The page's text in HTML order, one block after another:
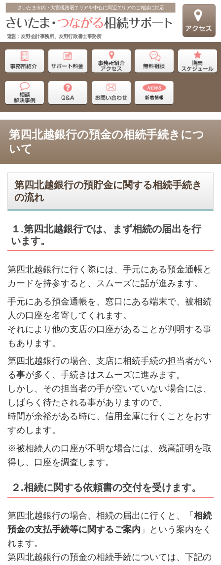
さいたま市内・大宮税務署エリアを中心に周辺エリアのご相談に対応
運営：友野会計事務所、友野行政書士事務所
第四北越銀行の預金の相続手続きにつ
いて
第四北越銀行の預貯金に関する相続手続き
の流れ
１.第四北越銀行では、まず相続の届出を行
います。
第四北越銀行に行く際には、手元にある預金通帳と
カードを持参すると、スムーズに話が進みます。
手元にある預金通帳を、窓口にある端末で、被相続
人の口座を名寄してくれます。
それにより他の支店の口座があることが判明する事
もあります。
第四北越銀行の場合、支店に相続手続の担当者がい
る事が多く、手続きはスムーズに進みます。
しかし、その担当者の手が空いていない場合には、
しばらく待たされる事がありますので、
時間が余裕がある時に、信用金庫に行くことをおす
すめします。
※被相続人の口座が不明な場合には、残高証明を取
得し、口座を調査します。
２.相続に関する依頼書の交付を受けます。
第四北越銀行の場合、相続の届出に行くと、「 相続
預金の支払手続等に関するご案内 」という案内をく
れます。
第四北越銀行の預金の相続手続については、下記の